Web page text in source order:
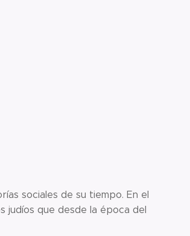
sociales de su tiempo. En el
judíos que desde la época del